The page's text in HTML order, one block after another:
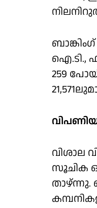
ഐ.ടി.,
259
വിശാല
സൂചിക